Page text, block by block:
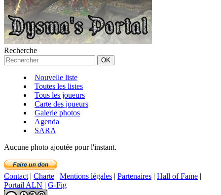
Recherche
Nouvelle liste
Toutes les listes
Tous les joueurs
Carte des joueurs
Galerie photos
Agenda
SARA
Aucune photo ajoutée pour l'instant.
Contact | Charte | Mentions légales | Partenaires | Hall of Fame |
Portail ALN | G-Fig